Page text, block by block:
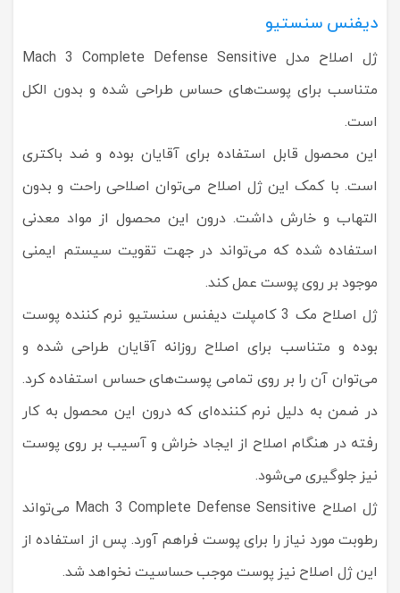
دیفنس سنستیو
ژل اصلاح مدل Mach 3 Complete Defense Sensitive
متناسب برای پوست‌های حساس طراحی شده و بدون الکل
است.
این محصول قابل استفاده برای آقایان بوده و ضد باکتری
است. با کمک این ژل اصلاح می‌توان اصلاحی راحت و بدون
التهاب و خارش داشت. درون این محصول از مواد معدنی
استفاده شده که می‌تواند در جهت تقویت سیستم ایمنی
موجود بر روی پوست عمل کند.
ژل اصلاح مک 3 کامپلت دیفنس سنستیو نرم کننده پوست
بوده و متناسب برای اصلاح روزانه آقایان طراحی شده و
می‌توان آن را بر روی تمامی پوست‌های حساس استفاده کرد.
در ضمن به دلیل نرم کننده‌ای که درون این محصول به کار
رفته در هنگام اصلاح از ایجاد خراش و آسیب بر روی پوست
نیز جلوگیری می‌شود.
ژل اصلاح Mach 3 Complete Defense Sensitive می‌تواند
رطوبت مورد نیاز را برای پوست فراهم آورد. پس از استفاده از
این ژل اصلاح نیز پوست موجب حساسیت نخواهد شد.